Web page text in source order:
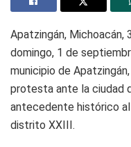
Apatzingán,
domingo, 1 de
municipio de
protesta ante la ciudad
antecedente histórico
distrito XXIII.